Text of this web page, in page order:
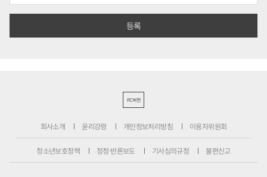
PC버전
회사소개 윤리강령 개인정보처리방침 이용자위원회
청소년보호정책 정정·반론보도 기사심의규정 불편신고